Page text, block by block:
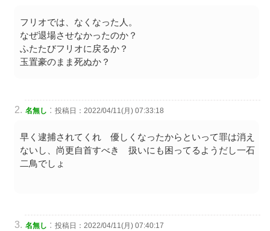
フリオでは、なくなった人。
なぜ退場させなかったのか？
ふたたびフリオに戻るか？
玉置豪のまま死ぬか？
名無し : 投稿日：2022/04/11(月) 07:33:18
早く逮捕されてくれ 優しくなったからといって罪は消え
ないし、尚更自首すべき 扱いにも困ってるようだし一石
二鳥でしょ
名無し : 投稿日：2022/04/11(月) 07:40:17